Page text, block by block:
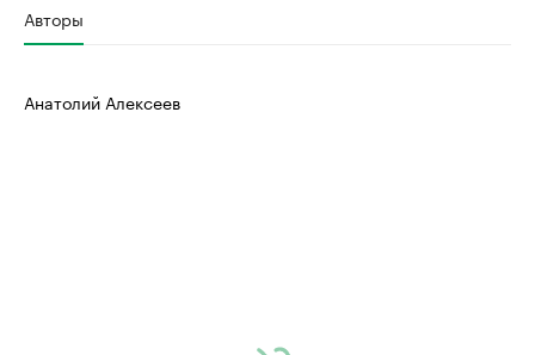
Авторы
Анатолий Алексеев